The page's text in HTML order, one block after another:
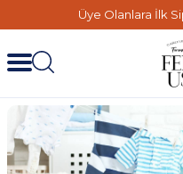
Üye Olanlara İlk